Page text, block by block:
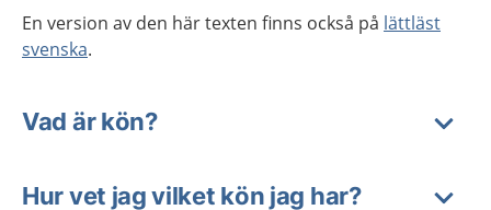
En version av den här texten finns också på lättläst
svenska.
Vad är kön?
Hur vet jag vilket kön jag har?